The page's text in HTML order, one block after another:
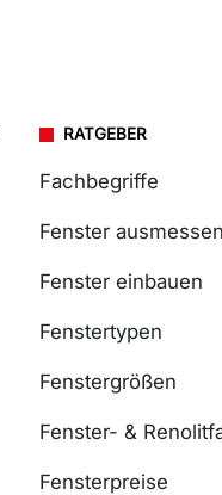
RATGEBER
Fachbegriffe
Fenster ausmessen
Fenster einbauen
Fenstertypen
Fenstergrößen
Fenster- &
Fensterpreise